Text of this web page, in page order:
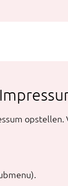
opstellen.